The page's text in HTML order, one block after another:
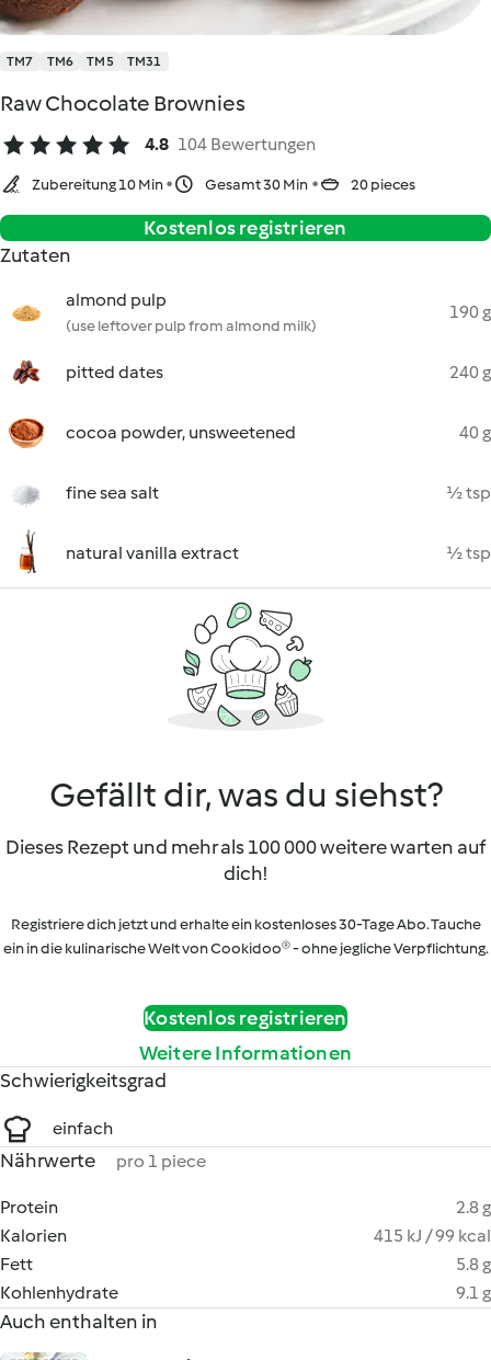
TM7 TM6 TM5 TM31
Raw Chocolate Brownies
4.8 104 Bewertungen
Zubereitung 10 Min Gesamt 30 Min 20 pieces
Kostenlos registrieren
Zutaten
almond pulp
(use leftover pulp from almond milk)
190 g
pitted dates 240 g
cocoa powder, unsweetened 40 g
fine sea salt ½ tsp
natural vanilla extract ½ tsp
Gefällt dir, was du siehst?
Dieses Rezept und mehr als 100 000 weitere warten auf
dich!
Registriere dich jetzt und erhalte ein kostenloses 30-Tage Abo. Tauche
ein in die kulinarische Welt von Cookidoo® - ohne jegliche Verpflichtung.
Kostenlos registrieren
Weitere Informationen
Schwierigkeitsgrad
einfach
Nährwerte pro 1 piece
Protein
2.8 g
Kalorien
415 kJ / 99 kcal
Fett
5.8 g
Kohlenhydrate
9.1 g
Auch enthalten in